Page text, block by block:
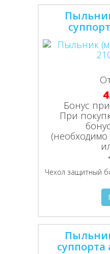
Бонус
При
(необходимо
Чехол защитный
суппорта